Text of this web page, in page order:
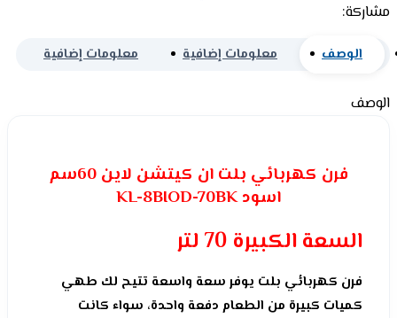
مشاركة:
الوصف معلومات إضافية معلومات إضافية
الوصف
فرن كهربائي بلت ان كيتشن لاين 60سم
اسود KL-8BIOD-70BK
السعة الكبيرة 70 لتر
فرن كهربائي بلت يوفر سعة واسعة تتيح لك طهي
كميات كبيرة من الطعام دفعة واحدة، سواء كانت